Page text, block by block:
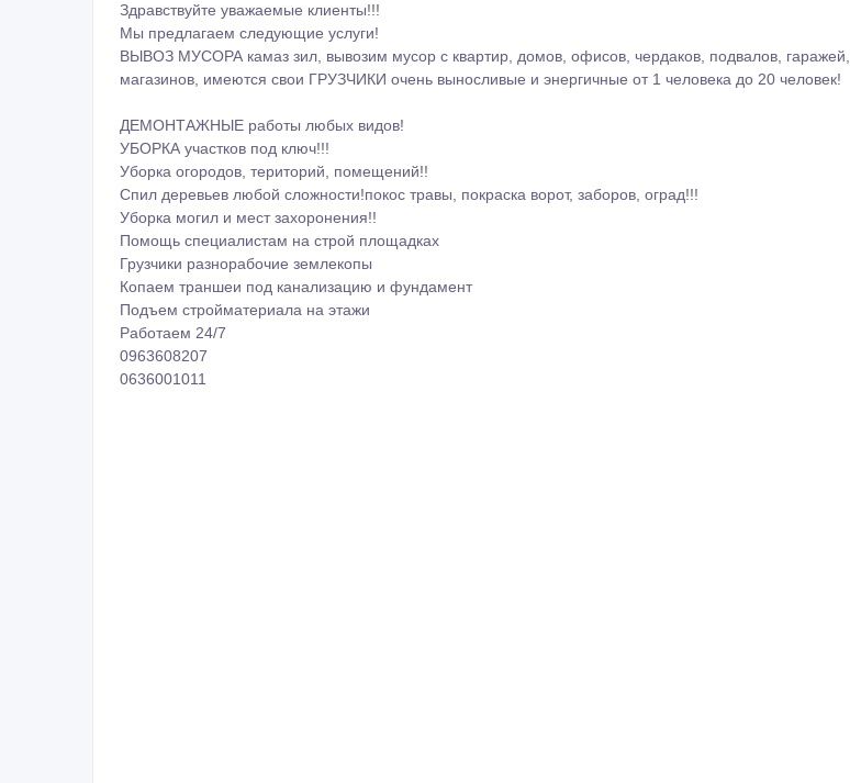
Здравствуйте уважаемые клиенты!!!
Мы предлагаем следующие услуги!
ВЫВОЗ МУСОРА камаз зил, вывозим мусор с квартир, домов, офисов, чердаков, подвалов, гаражей,
магазинов, имеются свои ГРУЗЧИКИ очень выносливые и энергичные от 1 человека до 20 человек!
ДЕМОНТАЖНЫЕ работы любых видов!
УБОРКА участков под ключ!!!
Уборка огородов, територий, помещений!!
Спил деревьев любой сложности!покос травы, покраска ворот, заборов, оград!!!
Уборка могил и мест захоронения!!
Помощь специалистам на строй площадках
Грузчики разнорабочие землекопы
Копаем траншеи под канализацию и фундамент
Подъем стройматериала на этажи
Работаем 24/7
0963608207
0636001011